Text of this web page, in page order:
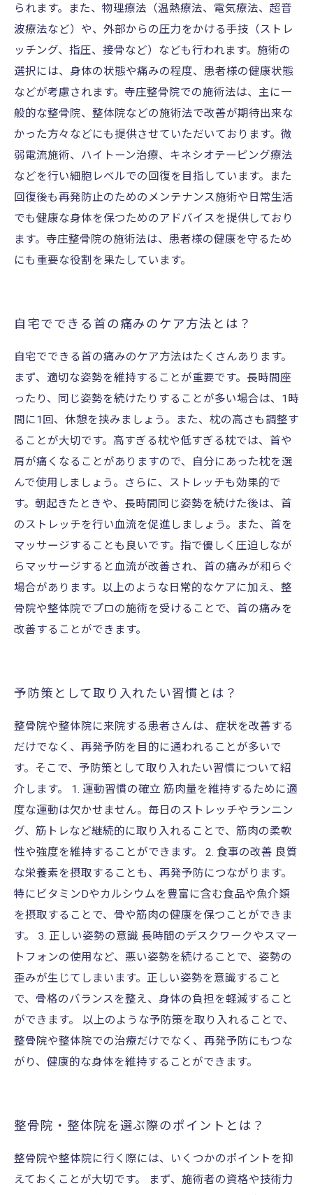
られます。また、物理療法（温熱療法、電気療法、超音
波療法など）や、外部からの圧力をかける手技（ストレ
ッチング、指圧、接骨など）なども行われます。施術の
選択には、身体の状態や痛みの程度、患者様の健康状態
などが考慮されます。寺庄整骨院での施術法は、主に一
般的な整骨院、整体院などの施術法で改善が期待出来な
かった方々などにも提供させていただいております。微
弱電流施術、ハイトーン治療、キネシオテーピング療法
などを行い細胞レベルでの回復を目指しています。また
回復後も再発防止のためのメンテナンス施術や日常生活
でも健康な身体を保つためのアドバイスを提供しており
ます。寺庄整骨院の施術法は、患者様の健康を守るため
にも重要な役割を果たしています。
自宅でできる首の痛みのケア方法とは？
自宅でできる首の痛みのケア方法はたくさんあります。
まず、適切な姿勢を維持することが重要です。長時間座
ったり、同じ姿勢を続けたりすることが多い場合は、1時
間に1回、休憩を挟みましょう。また、枕の高さも調整す
ることが大切です。高すぎる枕や低すぎる枕では、首や
肩が痛くなることがありますので、自分にあった枕を選
んで使用しましょう。さらに、ストレッチも効果的で
す。朝起きたときや、長時間同じ姿勢を続けた後は、首
のストレッチを行い血流を促進しましょう。また、首を
マッサージすることも良いです。指で優しく圧迫しなが
らマッサージすると血流が改善され、首の痛みが和らぐ
場合があります。以上のような日常的なケアに加え、整
骨院や整体院でプロの施術を受けることで、首の痛みを
改善することができます。
予防策として取り入れたい習慣とは？
整骨院や整体院に来院する患者さんは、症状を改善する
だけでなく、再発予防を目的に通われることが多いで
す。そこで、予防策として取り入れたい習慣について紹
介します。 1. 運動習慣の確立 筋肉量を維持するために適
度な運動は欠かせません。毎日のストレッチやランニン
グ、筋トレなど継続的に取り入れることで、筋肉の柔軟
性や強度を維持することができます。 2. 食事の改善 良質
な栄養素を摂取することも、再発予防につながります。
特にビタミンDやカルシウムを豊富に含む食品や魚介類
を摂取することで、骨や筋肉の健康を保つことができま
す。 3. 正しい姿勢の意識 長時間のデスクワークやスマー
トフォンの使用など、悪い姿勢を続けることで、姿勢の
歪みが生じてしまいます。正しい姿勢を意識すること
で、骨格のバランスを整え、身体の負担を軽減すること
ができます。 以上のような予防策を取り入れることで、
整骨院や整体院での治療だけでなく、再発予防にもつな
がり、健康的な身体を維持することができます。
整骨院・整体院を選ぶ際のポイントとは？
整骨院や整体院に行く際には、いくつかのポイントを抑
えておくことが大切です。 まず、施術者の資格や技術力